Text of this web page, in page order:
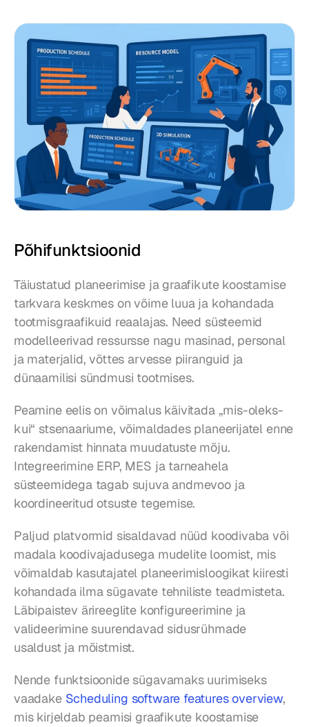
Põhifunktsioonid
Täiustatud planeerimise ja graafikute koostamise
tarkvara keskmes on võime luua ja kohandada
tootmisgraafikuid reaalajas. Need süsteemid
modelleerivad ressursse nagu masinad, personal
ja materjalid, võttes arvesse piiranguid ja
dünaamilisi sündmusi tootmises.
Peamine eelis on võimalus käivitada „mis-oleks-
kui“ stsenaariume, võimaldades planeerijatel enne
rakendamist hinnata muudatuste mõju.
Integreerimine ERP, MES ja tarneahela
süsteemidega tagab sujuva andmevoo ja
koordineeritud otsuste tegemise.
Paljud platvormid sisaldavad nüüd koodivaba või
madala koodivajadusega mudelite loomist, mis
võimaldab kasutajatel planeerimisloogikat kiiresti
kohandada ilma sügavate tehniliste teadmisteta.
Läbipaistev ärireeglite konfigureerimine ja
valideerimine suurendavad sidusrühmade
usaldust ja mõistmist.
Nende funktsioonide sügavamaks uurimiseks
vaadake Scheduling software features overview,
mis kirjeldab peamisi graafikute koostamise